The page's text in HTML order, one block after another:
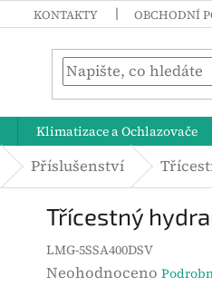
KONTAKTY OBCHODNÍ
Klimatizace a Ochlazovače
Příslušenství
Třícestný
LMG-5SSA400DSV
P
Neohodnoceno